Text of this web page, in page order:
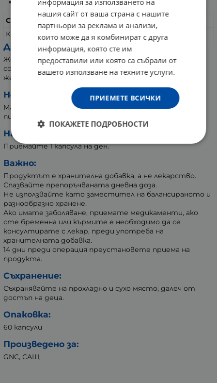
Осигурява енергия.
Състав:
В дневна доза 1 капсула
Коензим Q10 (натурален)
100 mg
Други съставки:
Желатинова капсула, глицерин, титанов диоксид,
соево масло, оцветител: хлорофил, емулгатор:
желатин, соев лецитин.
Не съдържа:
Млечни продукти, изкуствени оцветители, глутен,
пшеница, нишесте, царевица, захар.
Начин на употреба:
Приемайте 1 капсула на ден.
Важно:
Продуктът е хранителна добавка, а не лекарство.
Спазвайте препоръчваната дневна доза.
Не използвайте като заместител на балансираното и
разнообразно хранене.
Ако имате заболяване, приемате медикаменти, ако
сте бременна или кърмите е необходимо да се
консултирате с лекар, преди употреба на
хранителната добавка.
14 дни преди операция преустановете приема на
продукта.
Съхранение:
Съхранявайте на прохладно и сухо място, далеч от
достъп на деца.
Опаковка:
60 капсули
Произведено за:
GNC, САЩ
нашия сайт от ваша страна с нашите
партньори за реклама и анализи,
които може да я комбинират с друга
информация, която сте им
предоставили или която са събрали от
вашето използване на техните услуги.
ПРИЕМЕТЕ ВСИЧКИ
ПОКАЖЕТЕ ПОДРОБНОСТИ